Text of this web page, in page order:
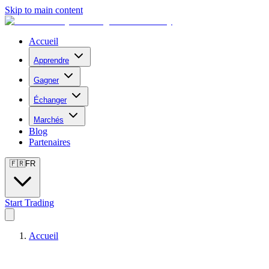
Skip to main content
Accueil
Apprendre
Gagner
Échanger
Marchés
Blog
Partenaires
🇫🇷FR
Start Trading
Accueil